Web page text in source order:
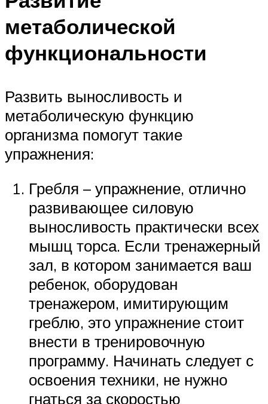
метаболической
функциональности
Развить выносливость и
метаболическую функцию
организма помогут такие
упражнения:
Гребля – упражнение, отлично
развивающее силовую
выносливость практически всех
мышц торса. Если тренажерный
зал, в котором занимается ваш
ребенок, оборудован
тренажером, имитирующим
греблю, это упражнение стоит
внести в тренировочную
программу. Начинать следует с
освоения техники, не нужно
гнаться за скоростью